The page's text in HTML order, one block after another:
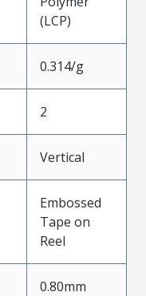
(LCP)
0.314/g
2
Vertical
Embossed
Tape on
Reel
0.80mm